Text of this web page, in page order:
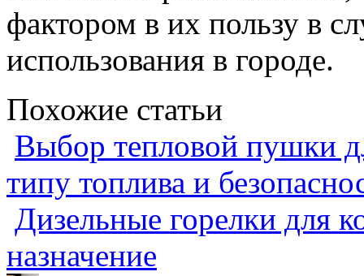
фактором в их пользу в
использования в городе.
Похожие статьи
Выбор тепловой пушки
типу топлива и
Дизельные горелки для
назначение